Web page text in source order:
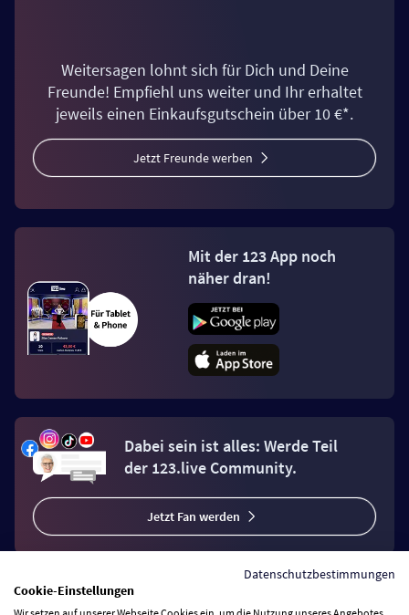
Weitersagen lohnt sich für Dich und Deine
Freunde! Empfiehl uns weiter und Ihr erhaltet
jeweils einen Einkaufsgutschein über 10 €*.
Jetzt Freunde werben
Mit der 123 App noch
näher dran!
Dabei sein ist alles: Werde Teil
der 123.live Community.
Jetzt Fan werden
Datenschutzbestimmungen
Cookie-Einstellungen